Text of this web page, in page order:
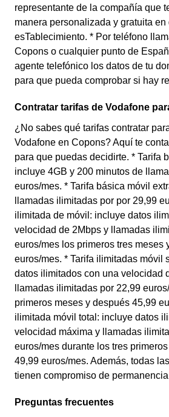
representante de la compañía que
manera personalizada y gratuita en
esTablecimiento. * Por teléfono
Copons o cualquier punto de
agente telefónico los datos de tu
para que pueda comprobar si hay
Contratar tarifas de Vodafone
¿No sabes qué tarifas contratar
Vodafone en Copons? Aquí te
para que puedas decidirte. * Tarifa
incluye 4GB y 200 minutos de
euros/mes. * Tarifa básica móvil
llamadas ilimitadas por por 29,99
ilimitada de móvil: incluye datos
velocidad de 2Mbps y llamadas
euros/mes los primeros tres meses
euros/mes. * Tarifa ilimitadas móvil
datos ilimitados con una velocidad
llamadas ilimitadas por 22,99
primeros meses y después 45,99
ilimitada móvil total: incluye datos
velocidad máxima y llamadas
euros/mes durante los tres
49,99 euros/mes. Además, todas
tienen compromiso de
Preguntas frecuentes